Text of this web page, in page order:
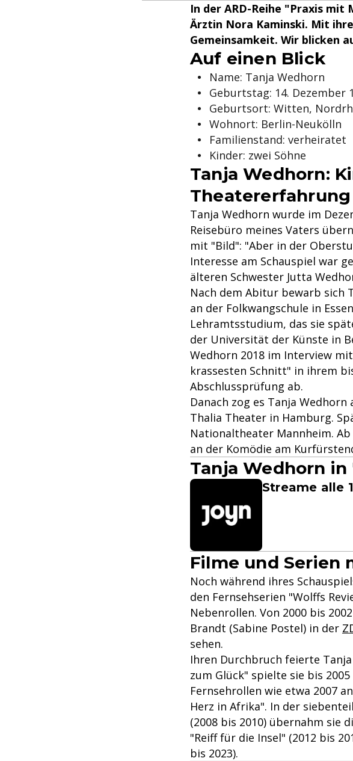
In der ARD-Reihe "Praxis mit
Ärztin Nora Kaminski. Mit
Gemeinsamkeit. Wir blicken
Auf einen Blick
Name: Tanja Wedhorn
Geburtstag: 14. Dezember
Geburtsort: Witten,
Wohnort: Berlin-Neukölln
Familienstand: verheiratet
Kinder: zwei Söhne
Tanja Wedhorn:
Theatererfahrung
Tanja Wedhorn wurde im
Reisebüro meines Vaters
mit "Bild": "Aber in der
Interesse am Schauspiel war
älteren Schwester Jutta
Nach dem Abitur bewarb sich
an der Folkwangschule in
Lehramtsstudium, das sie
der Universität der Künste in
Wedhorn 2018 im Interview
krassesten Schnitt" in ihrem
Abschlussprüfung ab.
Danach zog es Tanja
Thalia Theater in Hamburg.
Nationaltheater Mannheim.
an der Komödie am
Tanja Wedhorn
Streame alle
Filme und Serien
Noch während ihres
den Fernsehserien "Wolffs
Nebenrollen. Von 2000 bis
Brandt (Sabine Postel) in der
sehen.
Ihren Durchbruch feierte Tanja
zum Glück" spielte sie bis
Fernsehrollen wie etwa 2007
Herz in Afrika". In der
(2008 bis 2010) übernahm sie
"Reiff für die Insel" (2012 bis
bis 2023).